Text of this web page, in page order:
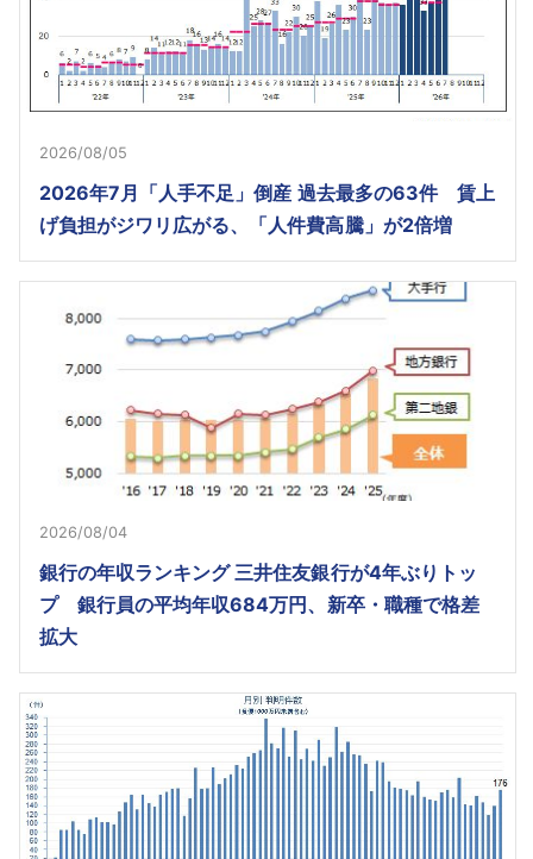
2026/08/05
2026年7月「人手不足」倒産 過去最多の63件 賃上
げ負担がジワリ広がる、「人件費高騰」が2倍増
2026/08/04
銀行の年収ランキング 三井住友銀行が4年ぶりトッ
プ 銀行員の平均年収684万円、新卒・職種で格差
拡大